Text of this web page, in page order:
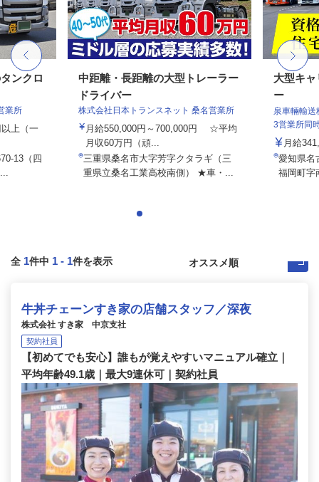
ンクロ
業所
上（一
13（四
中距離・長距離の大型トレーラー
ドライバー
株式会社日本トランスネット 桑名営業所
月給550,000円～700,000円 ☆平均
月収60万円（頑...
三重県桑名市大字芳字クタラギ（三
重県立桑名工業高校南側） ★車・...
大型キ
ー
泉車輛輸
3営業所同
月給
愛知県名
福岡町字
全 1件中 1 - 1件を表示
牛丼チェーンすき家の店舗スタッフ／深夜
株式会社 すき家 中京支社
契約社員
【初めてでも安心】誰もが覚えやすいマニュアル確立｜
平均年齢49.1歳｜最大9連休可｜契約社員